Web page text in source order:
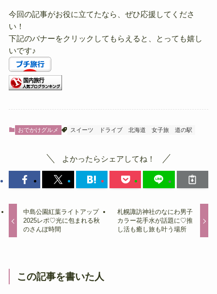
今回の記事がお役に立てたなら、ぜひ応援してくださ
い！
下記のバナーをクリックしてもらえると、とっても嬉し
いです♪
おでかけグルメ スイーツ ドライブ 北海道 女子旅 道の駅
よかったらシェアしてね！
中島公園紅葉ライトアップ
2025レポ♡光に包まれる秋
のさんぽ時間
札幌諏訪神社のなにわ男子
カラー花手水が話題に♡推
し活も癒し旅も叶う場所
この記事を書いた人